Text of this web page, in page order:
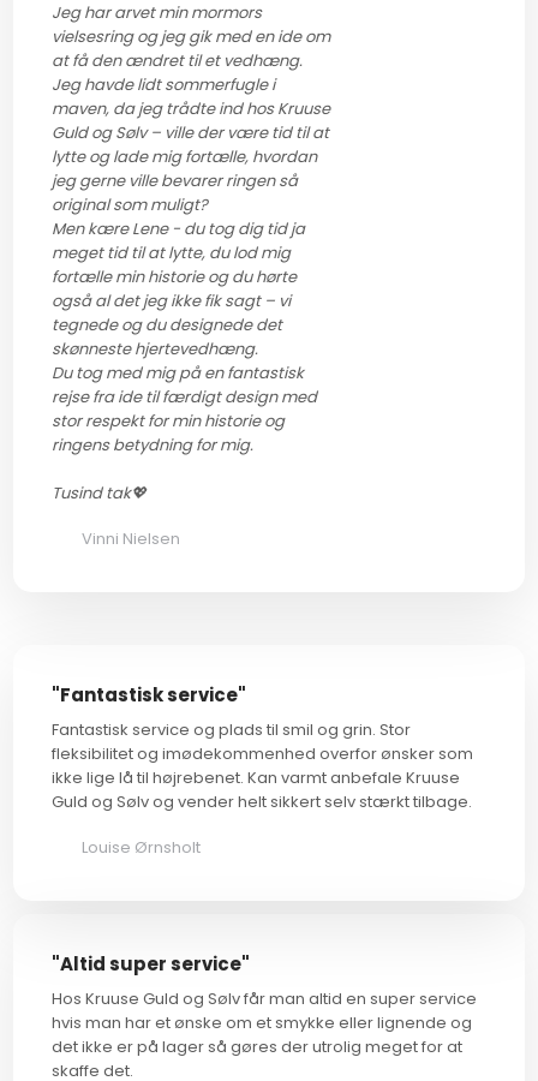
Jeg har arvet min mormors
vielsesring og jeg gik med en ide om
at få den ændret til et vedhæng.
Jeg havde lidt sommerfugle i
maven, da jeg trådte ind hos Kruuse
Guld og Sølv – ville der være tid til at
lytte og lade mig fortælle, hvordan
jeg gerne ville bevarer ringen så
original som muligt?
Men kære Lene - du tog dig tid ja
meget tid til at lytte, du lod mig
fortælle min historie og du hørte
også al det jeg ikke fik sagt – vi
tegnede og du designede det
skønneste hjertevedhæng.
Du tog med mig på en fantastisk
rejse fra ide til færdigt design med
stor respekt for min historie og
ringens betydning for mig.
Tusind tak💖
Vinni Nielsen
"Fantastisk service"
Fantastisk service og plads til smil og grin. Stor
fleksibilitet og imødekommenhed overfor ønsker som
ikke lige lå til højrebenet. Kan varmt anbefale Kruuse
Guld og Sølv og vender helt sikkert selv stærkt tilbage.
Louise Ørnsholt
"Altid super service"
Hos Kruuse Guld og Sølv får man altid en super service
hvis man har et ønske om et smykke eller lignende og
det ikke er på lager så gøres der utrolig meget for at
skaffe det.